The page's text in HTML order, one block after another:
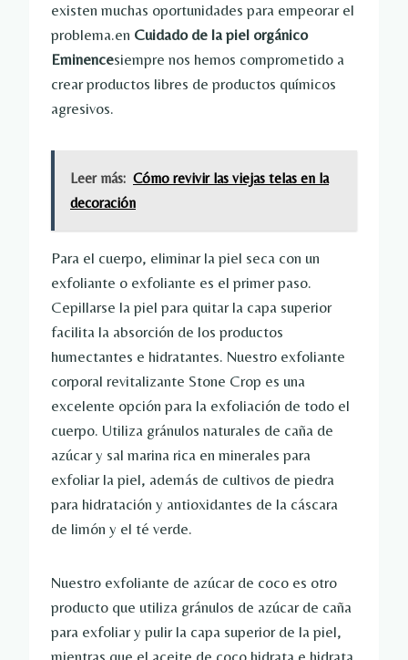
existen muchas oportunidades para empeorar el
problema.en Cuidado de la piel orgánico
Eminencesiempre nos hemos comprometido a
crear productos libres de productos químicos
agresivos.
Leer más: Cómo revivir las viejas telas en la
decoración
Para el cuerpo, eliminar la piel seca con un
exfoliante o exfoliante es el primer paso.
Cepillarse la piel para quitar la capa superior
facilita la absorción de los productos
humectantes e hidratantes. Nuestro exfoliante
corporal revitalizante Stone Crop es una
excelente opción para la exfoliación de todo el
cuerpo. Utiliza gránulos naturales de caña de
azúcar y sal marina rica en minerales para
exfoliar la piel, además de cultivos de piedra
para hidratación y antioxidantes de la cáscara
de limón y el té verde.
Nuestro exfoliante de azúcar de coco es otro
producto que utiliza gránulos de azúcar de caña
para exfoliar y pulir la capa superior de la piel,